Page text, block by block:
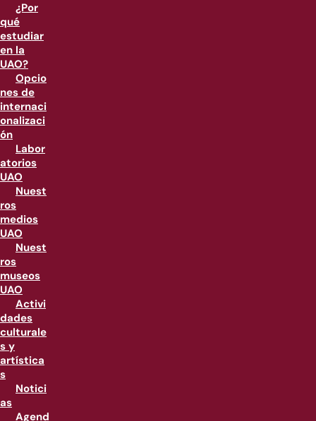
¿Por
qué
estudiar
en la
UAO?
Opcio
nes de
internaci
onalizaci
ón
Labor
atorios
UAO
Nuest
ros
medios
UAO
Nuest
ros
museos
UAO
Activi
dades
culturale
s y
artística
s
Notici
as
Agend